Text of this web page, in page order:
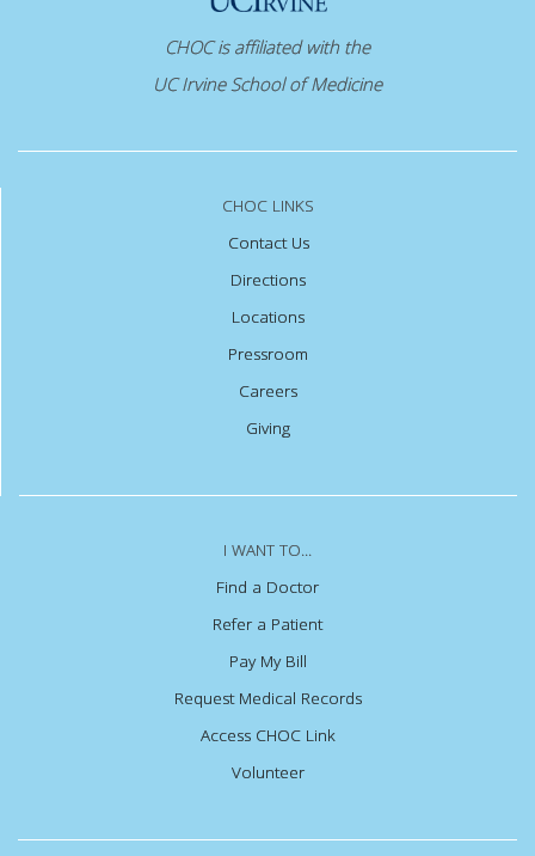
CHOC is affiliated with the
UC Irvine School of Medicine
CHOC LINKS
Contact Us
Directions
Locations
Pressroom
Careers
Giving
I WANT TO...
Find a Doctor
Refer a Patient
Pay My Bill
Request Medical Records
Access CHOC Link
Volunteer